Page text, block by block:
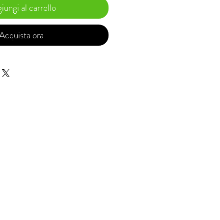
al carrello
ora